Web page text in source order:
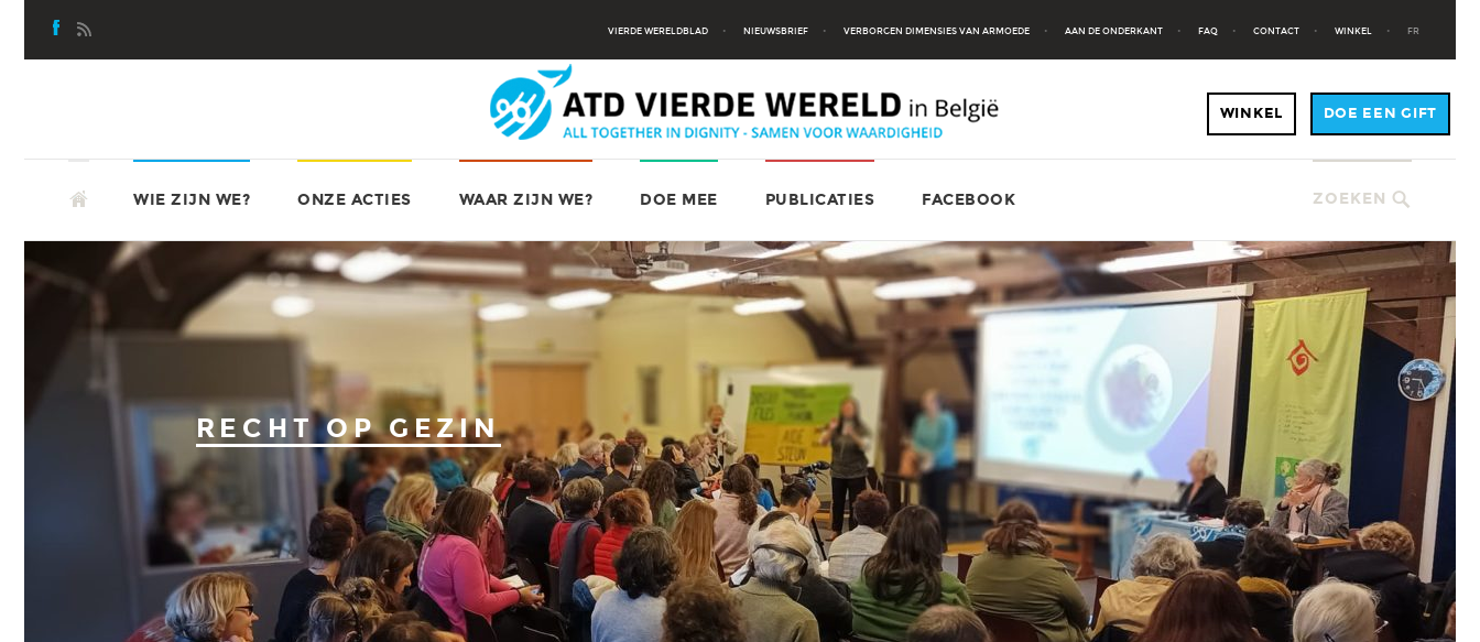
content
VIERDE WERELDBLAD NIEUWSBRIEF VERBORGEN DIMENSIES VAN ARMOEDE AAN DE ONDERKANT FAQ CONTACT WINKEL FR
ATD-VIERDEWERELD ZOEKEN
TO
CONTENT WIE ZIJN WE? ONZE ACTIES WAAR ZIJN WE? DOE MEE PUBLICATIES FACEBOOK
RECHT OP GEZIN